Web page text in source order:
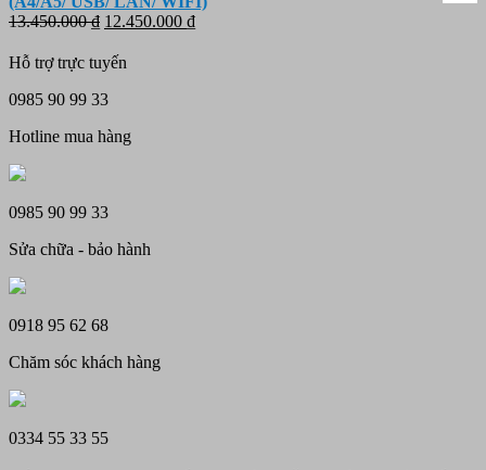
2.150.000 ₫.là:
1.790.000 ₫.
13.450.000₫ Giá
là:
12.450.000 ₫Giá
Hỗ trợ trực tuyến
0985 90 99 33
Hotline mua hàng
0985 90 99 33
Sửa chữa - bảo hành
0918 95 62 68
Chăm sóc khách hàng
0334 55 33 55